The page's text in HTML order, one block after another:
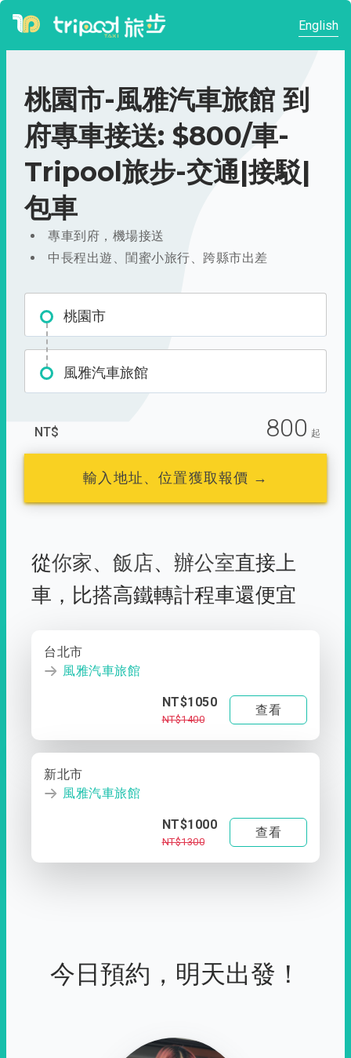
English
桃園市-風雅汽車旅館 到
府專車接送: $800/車-
Tripool旅步-交通|接駁|
包車
專車到府，機場接送
中長程出遊、閨蜜小旅行、跨縣市出差
桃園市
風雅汽車旅館
NT$ 800 起
輸入地址、位置獲取報價 →
從你家、 飯店、 辦公室直接上
車， 比搭高鐵轉計程車還便宜
台北市
風雅汽車旅館
NT$1050
NT$1400
查看
新北市
風雅汽車旅館
NT$1000
NT$1300
查看
今日預約，明天出發！